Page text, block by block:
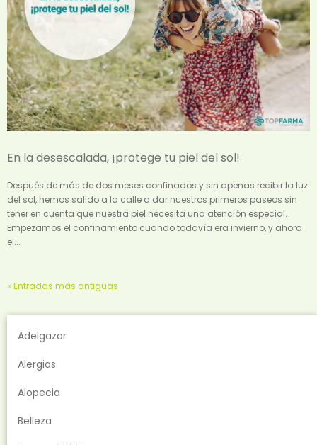
En la desescalada, ¡protege tu piel del sol!
Después de más de dos meses confinados y sin apenas recibir la luz
del sol, hemos salido a la calle a dar nuestros primeros paseos sin
tener en cuenta que nuestra piel necesita una atención especial.
Empezamos el confinamiento cuando todavía era invierno, y ahora
el...
« Entradas más antiguas
Adelgazar
Alergias
Alopecia
Belleza